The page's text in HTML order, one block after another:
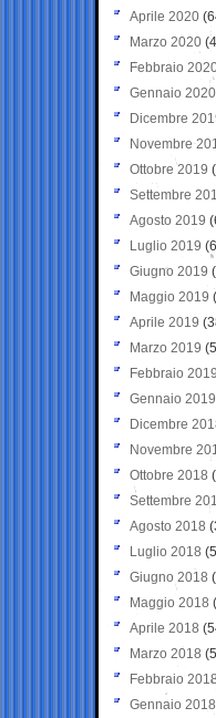
Aprile 2020
Marzo 2020
Febbraio
Gennaio 2020
Dicembre
Novembre
Ottobre 2019
Settembre
Agosto 2019
Luglio 2019
Giugno 2019
Maggio 2019
Aprile 2019
Marzo 2019
Febbraio 2019
Gennaio 2019
Dicembre
Novembre
Ottobre 2018
Settembre
Agosto 2018
Luglio 2018
Giugno 2018
Maggio 2018
Aprile 2018
Marzo 2018
Febbraio 2018
Gennaio 2018